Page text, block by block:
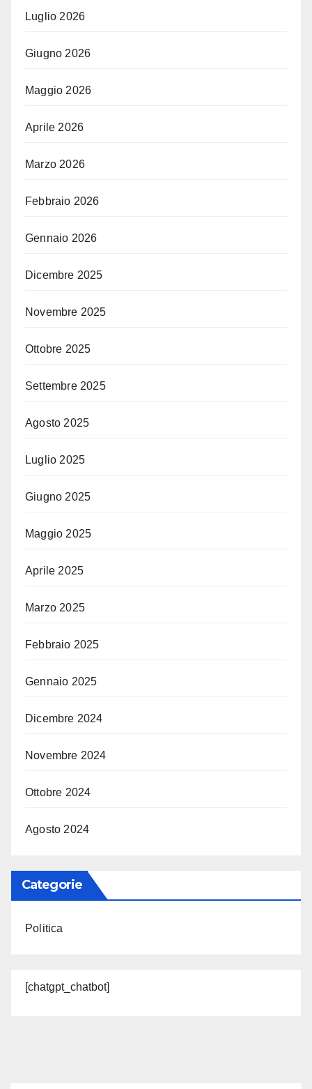
Luglio 2026
Giugno 2026
Maggio 2026
Aprile 2026
Marzo 2026
Febbraio 2026
Gennaio 2026
Dicembre 2025
Novembre 2025
Ottobre 2025
Settembre 2025
Agosto 2025
Luglio 2025
Giugno 2025
Maggio 2025
Aprile 2025
Marzo 2025
Febbraio 2025
Gennaio 2025
Dicembre 2024
Novembre 2024
Ottobre 2024
Agosto 2024
Categorie
Politica
[chatgpt_chatbot]